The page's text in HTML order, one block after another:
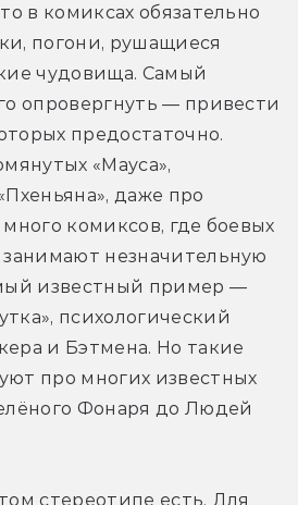
в комиксах обязательно
погони, рушащиеся
чудовища. Самый
опровергнуть — привести
предостаточно.
«Мауса»,
даже про
комиксов, где боевых
незначительную
известный пример —
психологический
и Бэтмена. Но такие
про многих известных
Фонаря до Людей
стереотипе есть. Для